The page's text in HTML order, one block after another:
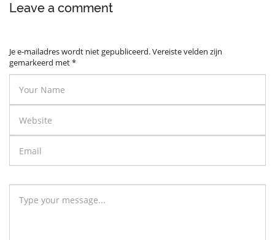
Leave a comment
Je e-mailadres wordt niet gepubliceerd.Vereiste velden zijn
gemarkeerd met*